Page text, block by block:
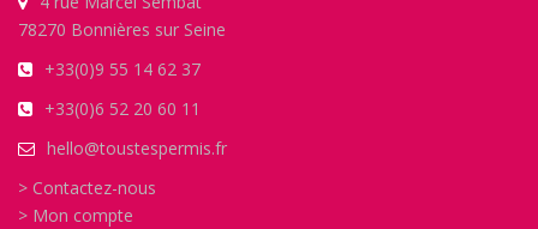
78270 Bonnières sur Seine
+33(0)9 55 14 62 37
+33(0)6 52 20 60 11
hello@toustespermis.fr
> Contactez-nous
> Mon compte